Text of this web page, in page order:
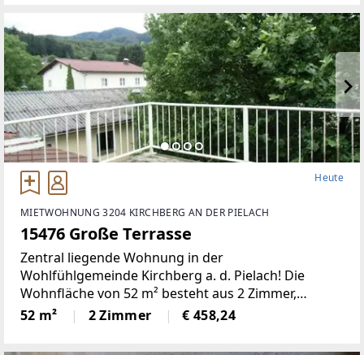
Heute
MIETWOHNUNG 3204 KIRCHBERG AN DER PIELACH
15476 Große Terrasse
Zentral liegende Wohnung in der
Wohlfühlgemeinde Kirchberg a. d. Pielach! Die
Wohnfläche von 52 m² besteht aus 2 Zimmer,
größerer Wohn-Eßküche, verfliestes Bad mit Dusche
und WC. Die große Terrasse ladet zum Relaxen ein.
52 m² 2 Zimmer € 458,24